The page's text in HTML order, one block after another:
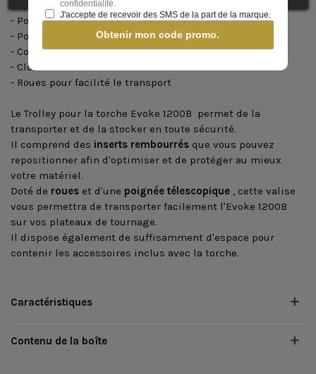
- Spécialement conçu pour la torche Evoke 1200
- Pour protéger et transporter votre torche
- Poignée télescopique rétractable
- Compartiments intérieurs rembourrés
- Cloisonnement modulable
- Roues pour facilité le transport
Le Trolley pour la torche Evoke 1200B permet de la
transporter et de la stocker en toute sécurité.
Il comprend des inserts rembourrés que vous pouvez
repositionner afin d'optimiser et de protéger au mieux
votre matériel.
Doté de roues et d'une poignée télescopique , cette valise
vous permettra de transporter facilement l'Evoke 1200B
sur vos plateaux de tournage.
Il dispose également de suffisamment d'espace pour
contenir les accessoires inclus avec la torche.
Caractéristiques
Contenu de la boîte
confidentialité.
J'accepte de recevoir des SMS de la part de la marque.
Obtenir mon code promo.